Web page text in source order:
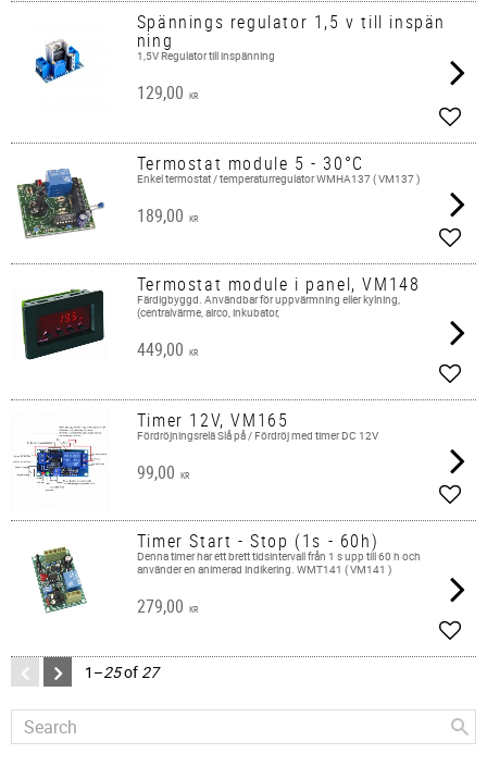
Spännings regulator 1,5 v till inspän
ning
1,5V Regulator till inspänning
129,00 KR
Add
Termostat module 5 - 30°C
Enkel termostat / temperaturregulator WMHA137 ( VM137 )
189,00 KR
Add
Termostat module i panel, VM148
Färdigbyggd. Användbar för uppvärmning eller kylning,
(centralvärme, airco, inkubator,
449,00 KR
Add
Timer 12V, VM165
Fördröjningsrelä Slå på / Fördröj med timer DC 12V
99,00 KR
Add
Timer Start - Stop (1s - 60h)
Denna timer har ett brett tidsintervall från 1 s upp till 60 h och
använder en animerad indikering. WMT141 ( VM141 )
279,00 KR
Add
1–25of 27